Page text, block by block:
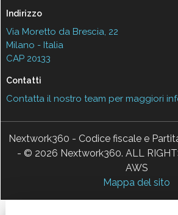
Indirizzo
Via Moretto da Brescia, 22
Milano - Italia
CAP 20133
Contatti
Contatta il nostro team per maggiori
Nextwork360 - Codice fiscale e
- © 2026 Nextwork360. ALL
AWS
Mappa del sito